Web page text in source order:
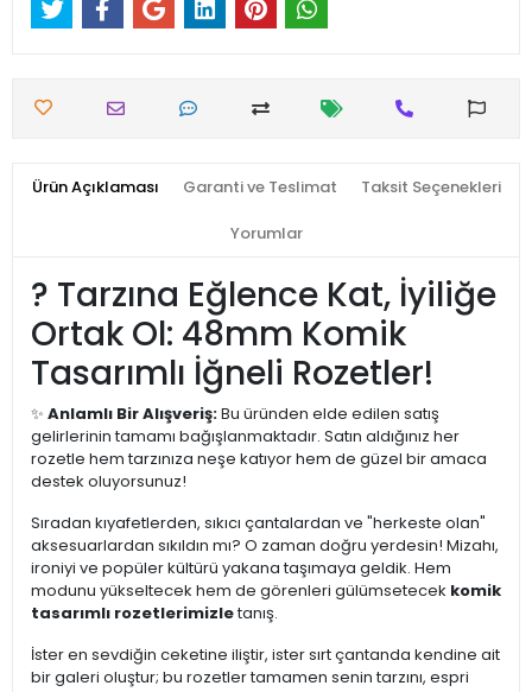
Ürün Açıklaması Garanti ve Teslimat Taksit Seçenekleri
Yorumlar
? Tarzına Eğlence Kat, İyiliğe
Ortak Ol: 48mm Komik
Tasarımlı İğneli Rozetler!
✨ Anlamlı Bir Alışveriş:Bu üründen elde edilen satış
gelirlerinin tamamı bağışlanmaktadır. Satın aldığınız her
rozetle hem tarzınıza neşe katıyor hem de güzel bir amaca
destek oluyorsunuz!
Sıradan kıyafetlerden, sıkıcı çantalardan ve "herkeste olan"
aksesuarlardan sıkıldın mı? O zaman doğru yerdesin! Mizahı,
ironiyi ve popüler kültürü yakana taşımaya geldik. Hem
modunu yükseltecek hem de görenleri gülümsetecek komik
tasarımlı rozetlerimizletanış.
İster en sevdiğin ceketine iliştir, ister sırt çantanda kendine ait
bir galeri oluştur; bu rozetler tamamen senin tarzını, espri